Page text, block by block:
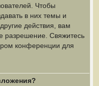
Чтобы
в них темы и
действия, вам
разрешение. Свяжитесь
конференции для